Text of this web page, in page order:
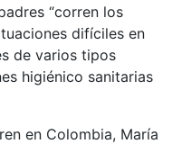
“corren los
difíciles en
de varios tipos
higiénico sanitarias
en Colombia, María